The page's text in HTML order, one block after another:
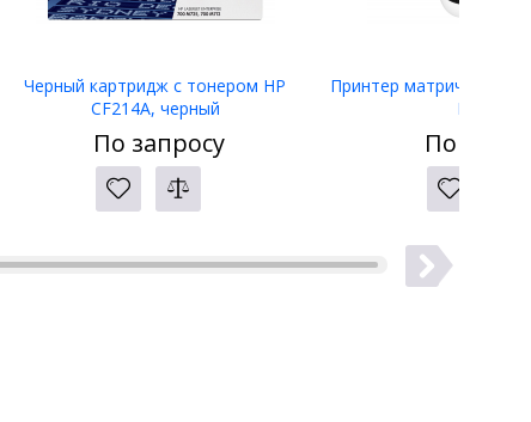
Черный картридж с тонером HP
CF214A, черный
По запросу
Принтер матричный
LW-400
По